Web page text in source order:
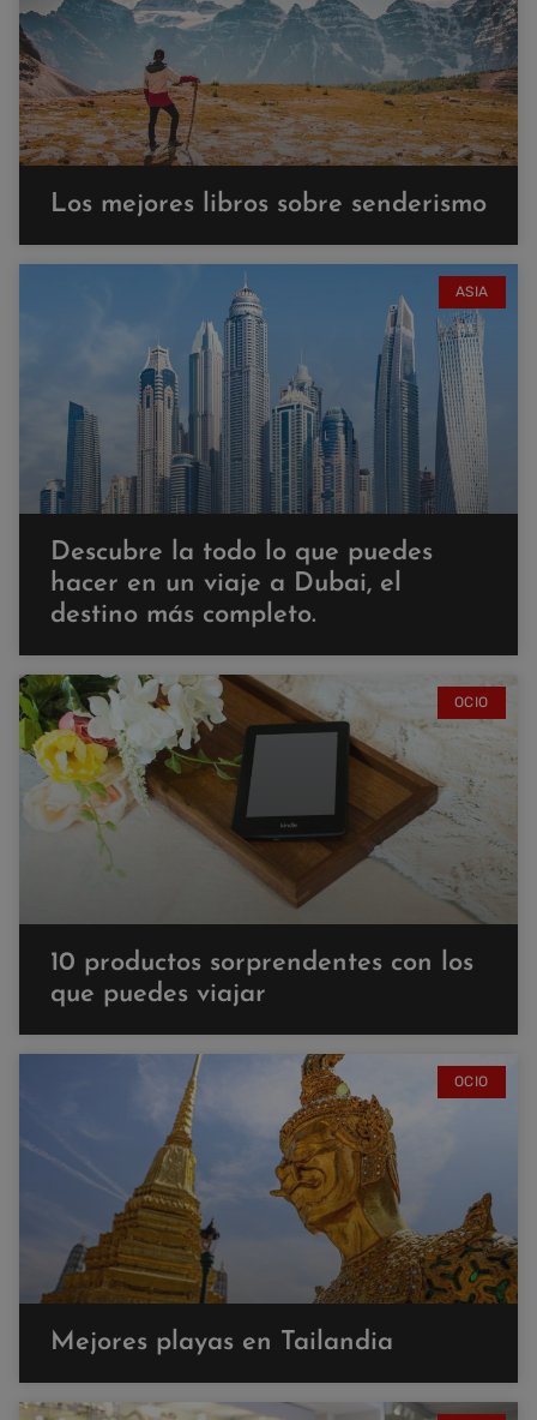
Los mejores libros sobre senderismo
ASIA
Descubre la todo lo que puedes
hacer en un viaje a Dubai, el
destino más completo.
OCIO
10 productos sorprendentes con los
que puedes viajar
OCIO
Mejores playas en Tailandia